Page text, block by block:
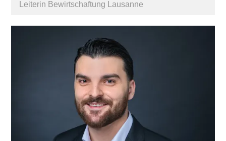
Leiterin Bewirtschaftung Lausanne